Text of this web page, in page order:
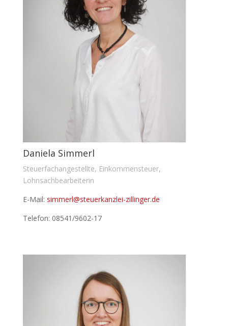
Daniela Simmerl
Steuerfachangestellte, Einkommensteuer,
Lohnsachbearbeiterin
E-Mail: simmerl@steuerkanzlei-zillinger.de
Telefon: 08541/9602-17